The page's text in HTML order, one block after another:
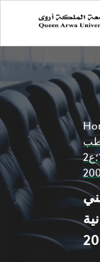
والتربية والعلوم الانسانية -مج 7؛ع1ل2002 -مج1؛ع2